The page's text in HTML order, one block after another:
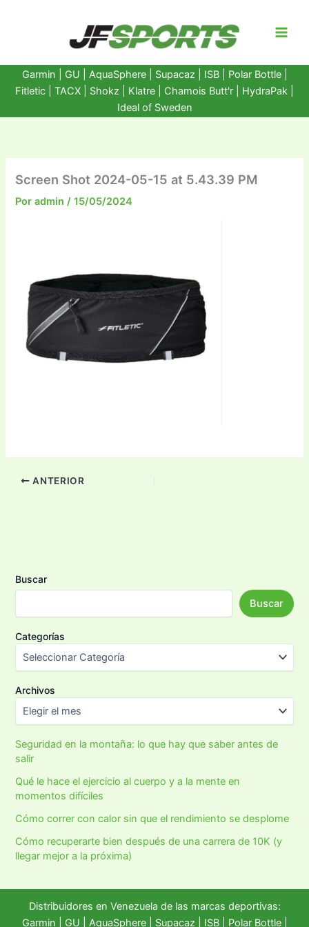
Garmin GU AquaSphere| Supacaz | ISB | Polar Bottle|
Fitletic
TACX Shokz Klatre Chamois Butt'r HydraPak
Ideal of Sweden
Screen Shot 2024-05-15 at 5.43.39 PM
Poradmin/15/05/2024
ANTERIOR
Buscar
Buscar
Categorías
Archivos
Seguridad en la montaña: lo que hay que saber antes de
salir
Qué le hace el ejercicio al cuerpo y a la mente en
momentos difíciles
Cómo correr con calor sin que el rendimiento se desplome
Cómo recuperarte bien después de una carrera de 10K (y
llegar mejor a la próxima)
Distribuidores en Venezuela de las marcas deportivas:
Garmin
GU AquaSphere| Supacaz | ISB | Polar Bottle|